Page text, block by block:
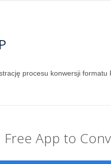
procesu konwersji formatu
Free App to